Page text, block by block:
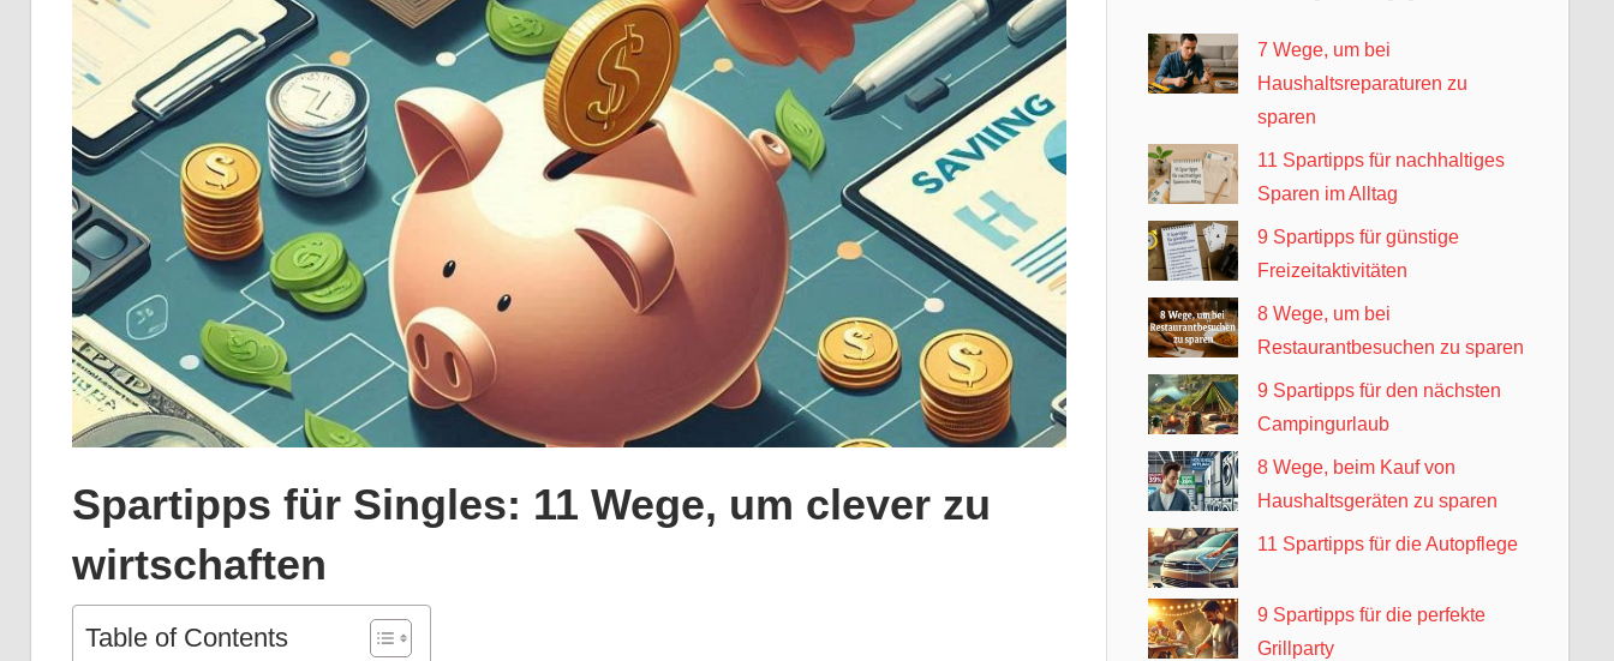
Spartipps für Singles: 11 Wege, um clever zu
wirtschaften
Table of Contents
7 Wege, um bei
Haushaltsreparaturen zu
sparen
11 Spartipps für nachhaltiges
Sparen im Alltag
9 Spartipps für günstige
Freizeitaktivitäten
8 Wege, um bei
Restaurantbesuchen zu sparen
9 Spartipps für den nächsten
Campingurlaub
8 Wege, beim Kauf von
Haushaltsgeräten zu sparen
11 Spartipps für die Autopflege
9 Spartipps für die perfekte
Grillparty